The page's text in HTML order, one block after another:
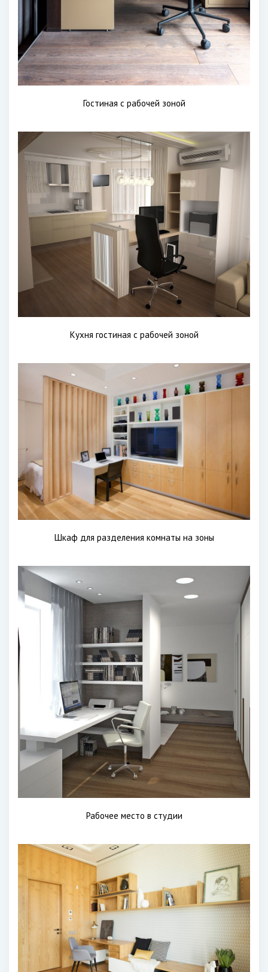
Гостиная с рабочей зоной
Кухня гостиная с рабочей зоной
Шкаф для разделения комнаты на зоны
Рабочее место в студии